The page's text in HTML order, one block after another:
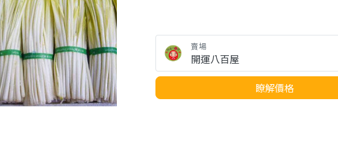
賣場
開運八百屋
瞭解價格